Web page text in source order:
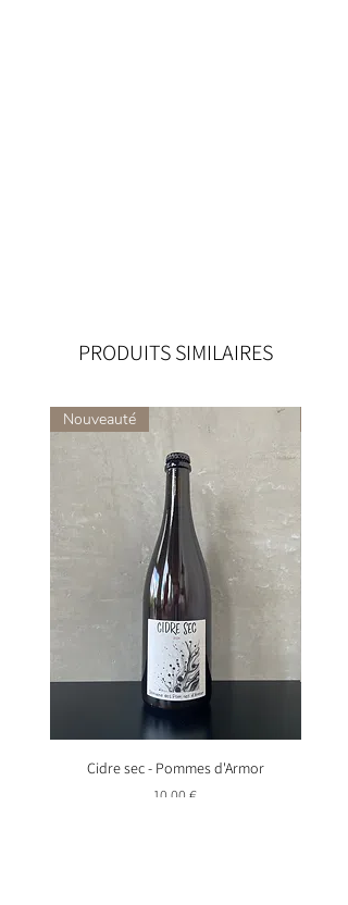
PRODUITS SIMILAIRES
Nouveauté
Cidre sec - Pommes d'Armor
Prix
10,00 €